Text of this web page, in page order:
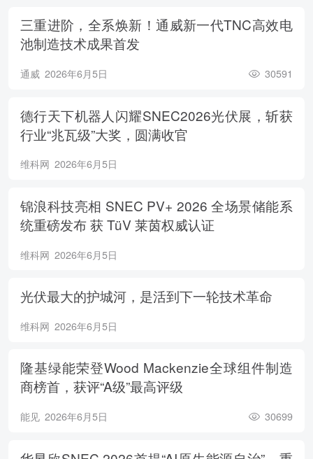
三重进阶，全系焕新！通威新一代TNC高效电
池制造技术成果首发
通威 2026年6月5日 30591
德行天下机器人闪耀SNEC2026光伏展，斩获
行业“兆瓦级”大奖，圆满收官
维科网 2026年6月5日
锦浪科技亮相 SNEC PV+ 2026 全场景储能系
统重磅发布 获 TüV 莱茵权威认证
维科网 2026年6月5日
光伏最大的护城河，是活到下一轮技术革命
维科网 2026年6月5日
隆基绿能荣登Wood Mackenzie全球组件制造
商榜首，获评“A级”最高评级
能见 2026年6月5日 30699